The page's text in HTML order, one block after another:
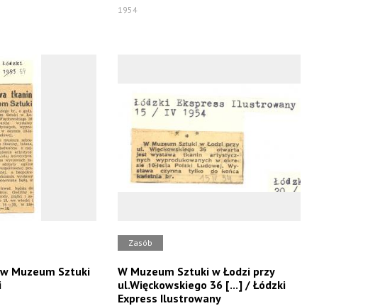
1954
Muzeum Sztuki
Zasób
W Muzeum Sztuki w Łodzi przy
ul.Więckowskiego 36 [...] / Łódzki
Express Ilustrowany